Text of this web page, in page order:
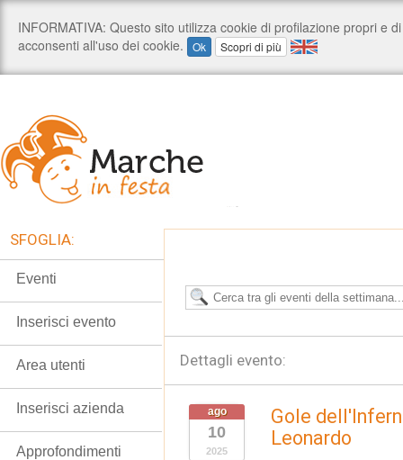
Dettagli evento:
ago
10
2025
Gole
Leonardo
SFOGLIA:
Eventi
Inserisci evento
Area utenti
Inserisci azienda
Approfondimenti